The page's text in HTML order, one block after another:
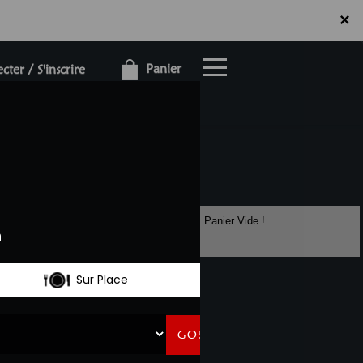
×
/ S'inscrire Panier
×
Panier Vide !